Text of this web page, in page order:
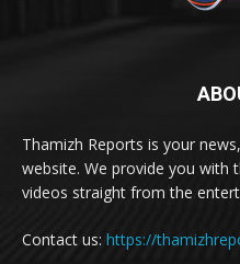
Thamizh Reports is your
website. We provide you with
videos straight from the
Contact us: https://